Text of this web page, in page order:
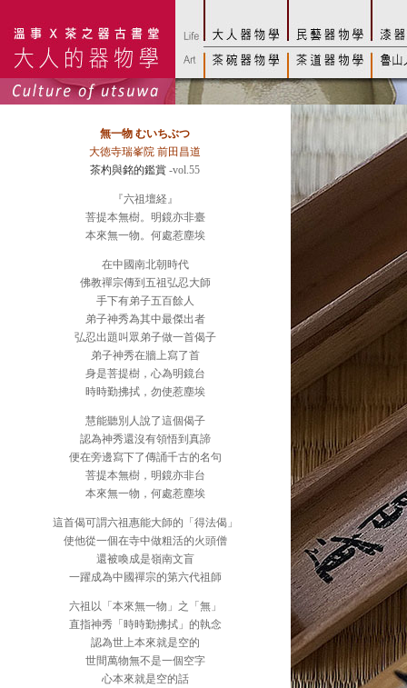
無一物 むいちぶつ
大徳寺瑞峯院 前田昌道
茶杓與銘的鑑賞 -vol.55
『六祖壇経』
菩提本無樹。明鏡亦非臺
本來無一物。何處惹塵埃
在中國南北朝時代
佛教禪宗傳到五祖弘忍大師
手下有弟子五百餘人
弟子神秀為其中最傑出者
弘忍出題叫眾弟子做一首偈子
弟子神秀在牆上寫了首
身是菩提樹，心為明鏡台
時時勤拂拭，勿使惹塵埃
慧能聽別人說了這個偈子
認為神秀還沒有領悟到真諦
便在旁邊寫下了傳誦千古的名句
菩提本無樹，明鏡亦非台
本來無一物，何處惹塵埃
這首偈可謂六祖惠能大師的「得法偈」
使他從一個在寺中做粗活的火頭僧
還被喚成是嶺南文盲
一躍成為中國禪宗的第六代祖師
六祖以「本來無一物」之「無」
直指神秀「時時勤拂拭」的執念
認為世上本來就是空的
世間萬物無不是一個空字
心本來就是空的話